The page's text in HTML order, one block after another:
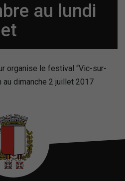
au lundi
organise le festival “Vic-sur-
au dimanche 2 juillet 2017